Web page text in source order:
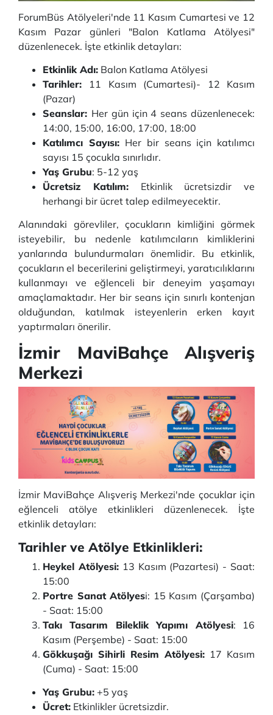
ForumBüs Atölyeleri'nde 11 Kasım Cumartesi ve 12
Kasım Pazar günleri "Balon Katlama Atölyesi"
düzenlenecek. İşte etkinlik detayları:
Etkinlik Adı: Balon Katlama Atölyesi
Tarihler: 11 Kasım (Cumartesi)- 12 Kasım
(Pazar)
Seanslar: Her gün için 4 seans düzenlenecek:
14:00, 15:00, 16:00, 17:00, 18:00
Katılımcı Sayısı: Her bir seans için katılımcı
sayısı 15 çocukla sınırlıdır.
Yaş Grubu: 5-12 yaş
Ücretsiz Katılım:Etkinlik ücretsizdir ve
herhangi bir ücret talep edilmeyecektir.
Alanındaki görevliler, çocukların kimliğini görmek
isteyebilir, bu nedenle katılımcıların kimliklerini
yanlarında bulundurmaları önemlidir. Bu etkinlik,
çocukların el becerilerini geliştirmeyi, yaratıcılıklarını
kullanmayı ve eğlenceli bir deneyim yaşamayı
amaçlamaktadır. Her bir seans için sınırlı kontenjan
olduğundan, katılmak isteyenlerin erken kayıt
yaptırmaları önerilir.
İzmir MaviBahçe Alışveriş
Merkezi
İzmir MaviBahçe Alışveriş Merkezi'nde çocuklar için
eğlenceli atölye etkinlikleri düzenlenecek. İşte
etkinlik detayları:
Tarihler ve Atölye Etkinlikleri:
Heykel Atölyesi:13 Kasım (Pazartesi) - Saat:
15:00
Portre Sanat Atölyesi: 15 Kasım (Çarşamba)
- Saat: 15:00
Takı Tasarım Bileklik Yapımı Atölyesi: 16
Kasım (Perşembe) - Saat: 15:00
Gökkuşağı Sihirli Resim Atölyesi: 17 Kasım
(Cuma) - Saat: 15:00
Yaş Grubu: +5 yaş
Ücret: Etkinlikler ücretsizdir.